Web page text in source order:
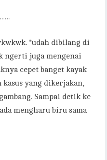
*udah dibilang di
ngerti juga mengenai
cepet banget kayak
yang dikerjakan,
Sampai detik ke
mengharu biru sama